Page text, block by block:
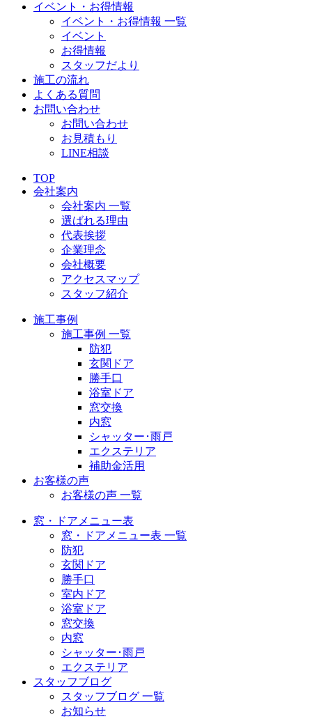
イベント・お得情報
イベント・お得情報 一覧
イベント
お得情報
スタッフだより
施工の流れ
よくある質問
お問い合わせ
お問い合わせ
お見積もり
LINE相談
TOP
会社案内
会社案内 一覧
選ばれる理由
代表挨拶
企業理念
会社概要
アクセスマップ
スタッフ紹介
施工事例
施工事例 一覧
防犯
玄関ドア
勝手口
浴室ドア
窓交換
内窓
シャッター･雨戸
エクステリア
補助金活用
お客様の声
お客様の声 一覧
窓・ドアメニュー表
窓・ドアメニュー表 一覧
防犯
玄関ドア
勝手口
室内ドア
浴室ドア
窓交換
内窓
シャッター･雨戸
エクステリア
スタッフブログ
スタッフブログ 一覧
お知らせ